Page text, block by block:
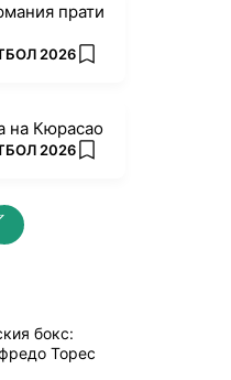
прати
2026 add favorites
на Кюрасао
2026 add favorites
бокс:
Торес